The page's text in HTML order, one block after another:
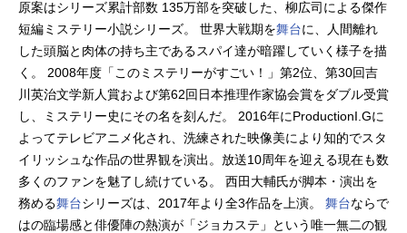
原案はシリーズ累計部数 135万部を突破した、柳広司による傑作
短編ミステリー小説シリーズ。 世界大戦期を舞台に、人間離れ
した頭脳と肉体の持ち主であるスパイ達が暗躍していく様子を描
く。 2008年度「このミステリーがすごい！」第2位、第30回吉
川英治文学新人賞および第62回日本推理作家協会賞をダブル受賞
し、ミステリー史にその名を刻んだ。 2016年にProductionI.Gに
よってテレビアニメ化され、洗練された映像美により知的でスタ
イリッシュな作品の世界観を演出。放送10周年を迎える現在も数
多くのファンを魅了し続けている。 西田大輔氏が脚本・演出を
務める舞台シリーズは、2017年より全3作品を上演。 舞台ならで
はの臨場感と俳優陣の熱演が「ジョカステ」という唯一無二の観